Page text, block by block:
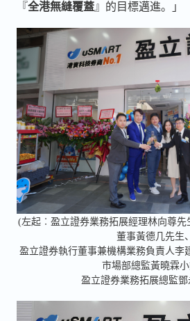
『全港無縫覆蓋』的目標邁進。」
(左起︰盈立證券業務拓展經理林向尊
董事黃德几先生、
盈立證券執行董事兼機構業務負責人李
市場部總監黃曉霖
盈立證券業務拓展總監